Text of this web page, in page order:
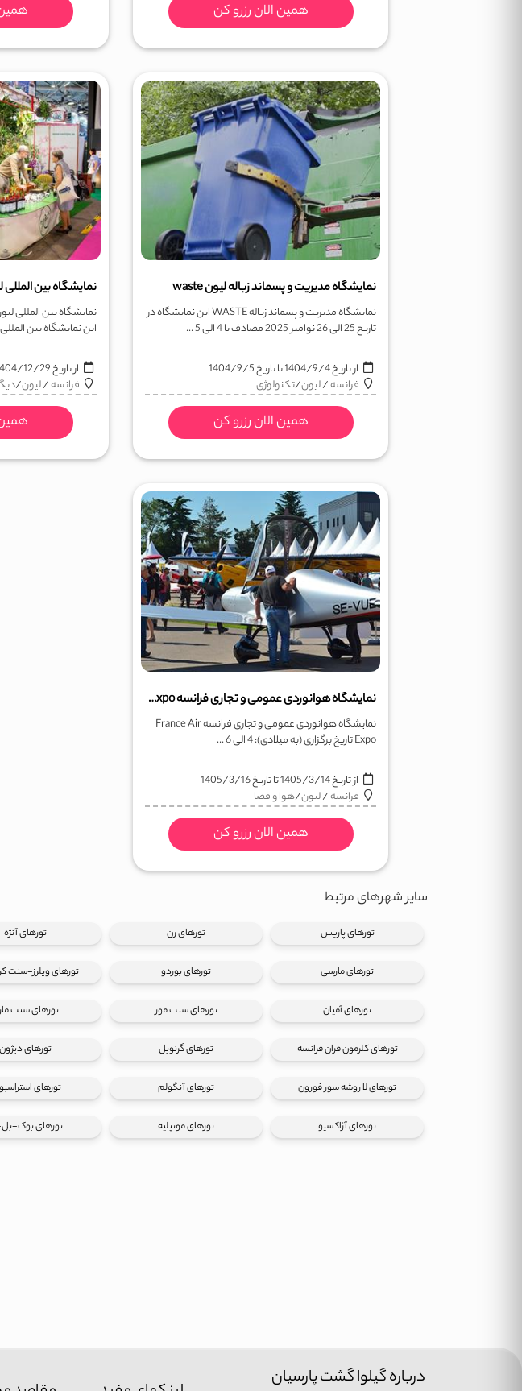
همین الان رزرو کن
نمایشگاه مدیریت و پسماند زباله لیون waste
نمایشگاه مدیریت و پسماند زباله WASTE این نمایشگاه در
تاریخ 25 الی 26 نوامبر 2025 مصادف با 4 الی 5 ...
از تاریخ1404/9/4تا تاریخ1404/9/5
فرانسه/لیون/تکنولوژی
همین الان رزرو کن
این نمایشگاه بین
از تاریخ12/29
فرانسه/لیون/
نمایشگاه هوانوردی عمومی و تجاری فرانسه France Air Expo
نمایشگاه هوانوردی عمومی و تجاری فرانسه France Air
Expo تاریخ برگزاری (به میلادی): 4 الی 6 ...
از تاریخ1405/3/14تا تاریخ1405/3/16
فرانسه/لیون/هوا و فضا
همین الان رزرو کن
سایر شهرهای مرتبط
تورهای پاریس تورهای رن تورهای آنژه
تورهای مارسی تورهای بوردو تورهای ویلرز-سنت
تورهای آمیان تورهای سنت مور تورهای سنت
تورهای کلرمون فران فرانسه تورهای گرنوبل تورهای دیژون
تورهای لا روشه سور فورون تورهای آنگولم تورهای
تورهای آژاکسیو تورهای مونپلیه تورهای بوک-
درباره گیلوا گشت پارسیان